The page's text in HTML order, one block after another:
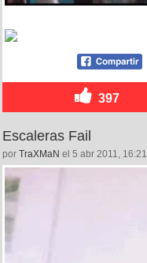
397
Escaleras Fail
por TraXMaN el 5 abr 2011, 16:21